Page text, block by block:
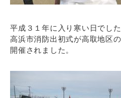
平成３１年に入り寒い日でした
高浜市消防出初式が高取地区
開催されました。